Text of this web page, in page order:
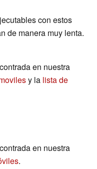
con estos
de manera muy lenta.
en nuestra
y la lista de
en nuestra
.